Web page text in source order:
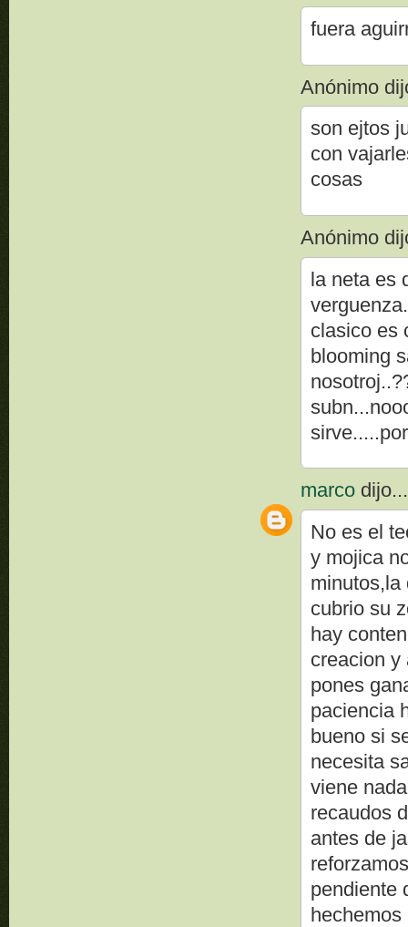
fuera
Anónimo
son ejtos
con
cosas
Anónimo
la neta es
clasico es
blooming
marco dijo...
No es el
y mojica
minutos,la
cubrio su
hay
creacion y
pones
paciencia
bueno si
necesita
viene
recaudos
antes de
pendiente